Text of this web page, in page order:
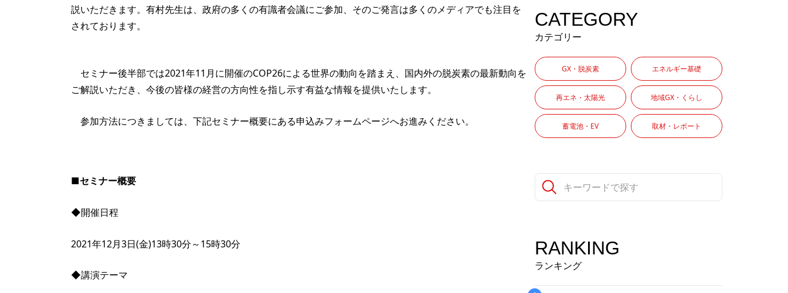
説いただきます。有村先生は、政府の多くの有識者会議にご参加、そのご発言は多くのメディアでも注目を
されております。
セミナー後半部では2021年11月に開催のCOP26による世界の動向を踏まえ、国内外の脱炭素の最新動向を
ご解説いただき、今後の皆様の経営の方向性を指し示す有益な情報を提供いたします。
参加方法につきましては、下記セミナー概要にある申込みフォームページへお進みください。
■セミナー概要
◆開催日程
2021年12月3日(金)13時30分～15時30分
◆講演テーマ
CATEGORY
カテゴリー
GX・脱炭素 エネルギー基礎
再エネ・太陽光 地域GX・くらし
蓄電池・EV 取材・レポート
RANKING
ランキング